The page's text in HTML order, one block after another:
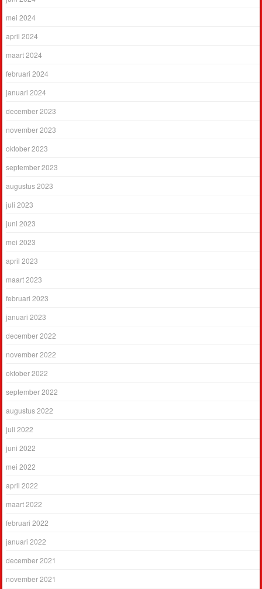
mei 2024
april 2024
maart 2024
februari 2024
januari 2024
december 2023
november 2023
oktober 2023
september 2023
augustus 2023
juli 2023
juni 2023
mei 2023
april 2023
maart 2023
februari 2023
januari 2023
december 2022
november 2022
oktober 2022
september 2022
augustus 2022
juli 2022
juni 2022
mei 2022
april 2022
maart 2022
februari 2022
januari 2022
december 2021
november 2021